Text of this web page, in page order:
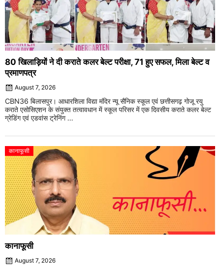
80 खिलाड़ियों ने दी कराते कलर बेल्ट परीक्षा, 71 हुए सफल, मिला बेल्ट व
प्रमाणपत्र
August 7, 2026
CBN36 बिलासपुर। आधारशिला विद्या मंदिर न्यू सैनिक स्कूल एवं छत्तीसगढ़ गोजू रयु
कराते एसोसिएशन के संयुक्त तत्वावधान में स्कूल परिसर में एक दिवसीय कराते कलर बेल्ट
ग्रेडिंग एवं एडवांस ट्रेनिंग ...
कानाफूसी
कानाफूसी
August 7, 2026